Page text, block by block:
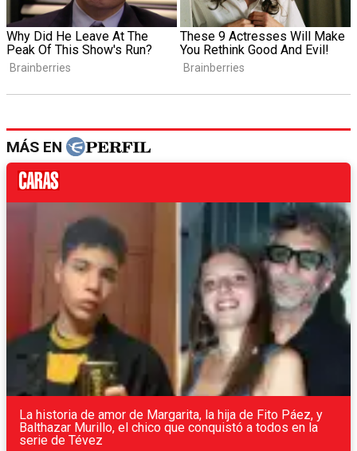
MÁS EN
La historia de amor de Margarita, la hija de Fito Páez, y
Balthazar Murillo, el chico que conquistó a todos en la
serie de Tévez